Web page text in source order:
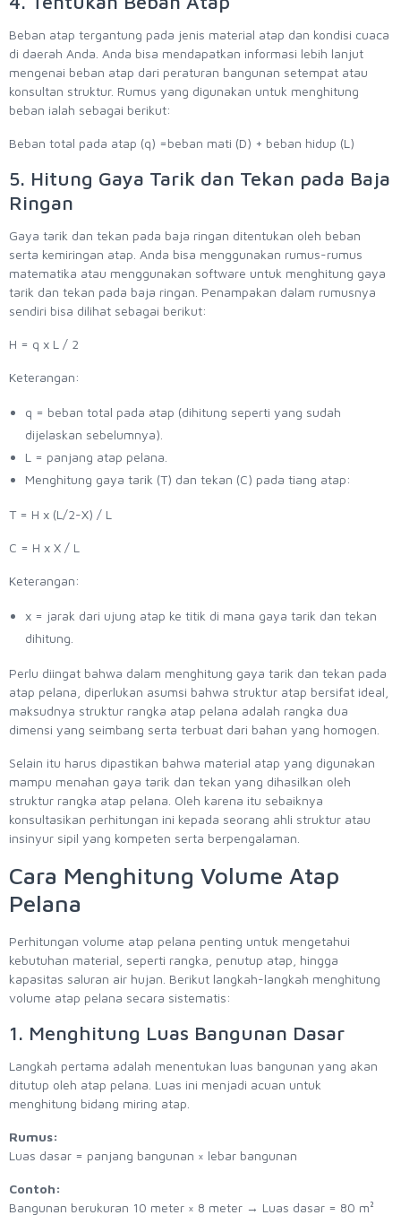
Beban atap tergantung pada jenis material atap dan kondisi cuaca
di daerah Anda. Anda bisa mendapatkan informasi lebih lanjut
mengenai beban atap dari peraturan bangunan setempat atau
konsultan struktur. Rumus yang digunakan untuk menghitung
beban ialah sebagai berikut:
Beban total pada atap (q) =beban mati (D) + beban hidup (L)
5. Hitung Gaya Tarik dan Tekan pada Baja
Ringan
Gaya tarik dan tekan pada baja ringan ditentukan oleh beban
serta kemiringan atap. Anda bisa menggunakan rumus-rumus
matematika atau menggunakan software untuk menghitung gaya
tarik dan tekan pada baja ringan. Penampakan dalam rumusnya
sendiri bisa dilihat sebagai berikut:
H = q x L / 2
Keterangan:
q = beban total pada atap (dihitung seperti yang sudah
dijelaskan sebelumnya).
L = panjang atap pelana.
Menghitung gaya tarik (T) dan tekan (C) pada tiang atap:
T = H x (L/2-X) / L
C = H x X / L
Keterangan:
x = jarak dari ujung atap ke titik di mana gaya tarik dan tekan
dihitung.
Perlu diingat bahwa dalam menghitung gaya tarik dan tekan pada
atap pelana, diperlukan asumsi bahwa struktur atap bersifat ideal,
maksudnya struktur rangka atap pelana adalah rangka dua
dimensi yang seimbang serta terbuat dari bahan yang homogen.
Selain itu harus dipastikan bahwa material atap yang digunakan
mampu menahan gaya tarik dan tekan yang dihasilkan oleh
struktur rangka atap pelana. Oleh karena itu sebaiknya
konsultasikan perhitungan ini kepada seorang ahli struktur atau
insinyur sipil yang kompeten serta berpengalaman.
Cara Menghitung Volume Atap
Pelana
Perhitungan volume atap pelana penting untuk mengetahui
kebutuhan material, seperti rangka, penutup atap, hingga
kapasitas saluran air hujan. Berikut langkah-langkah menghitung
volume atap pelana secara sistematis:
1. Menghitung Luas Bangunan Dasar
Langkah pertama adalah menentukan luas bangunan yang akan
ditutup oleh atap pelana. Luas ini menjadi acuan untuk
menghitung bidang miring atap.
Rumus:
Luas dasar = panjang bangunan × lebar bangunan
Contoh:
Bangunan berukuran 10 meter × 8 meter → Luas dasar = 80 m²